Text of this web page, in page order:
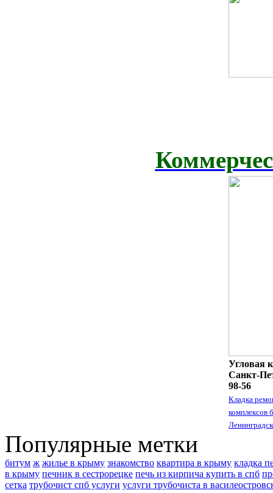
Угловая
Санкт-
98-56
Кладка
комплексов
Популярные метки
битум ж жилье в крыму знакомство квартира в крыму кладка
в крыму печник в сестрорецке печь из кирпича купить в спб
сетка трубочист спб услуги услуги трубочиста в